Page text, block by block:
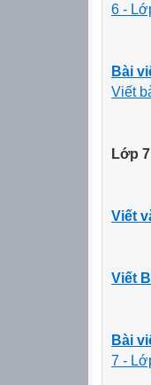
6 -
Bài
Viết
Lớp 7
Viết
Viết
Bài
7 -